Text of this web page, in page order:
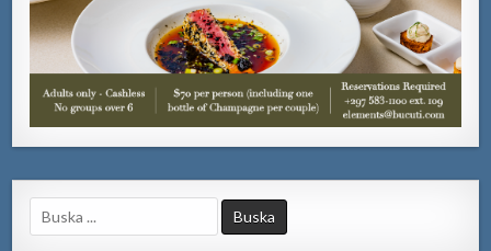
Search
for: